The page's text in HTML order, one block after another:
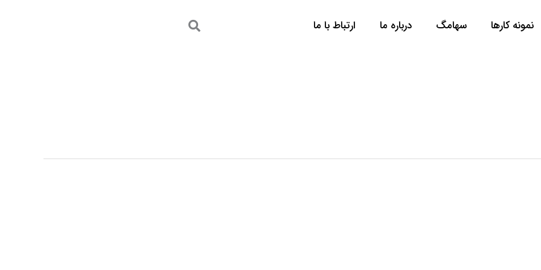
نمونه کارها سها‌مگ درباره ما ارتباط با ما